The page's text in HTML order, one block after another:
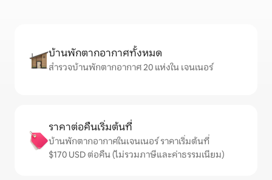
บ้านพักตากอากาศทั้งหมด
สำรวจบ้านพักตากอากาศ 20 แห่งใน เจนเนอร์
ราคาต่อคืนเริ่มต้นที่
บ้านพักตากอากาศในเจนเนอร์ ราคาเริ่มต้นที่
$170 USD ต่อคืน (ไม่รวมภาษีและค่าธรรมเนียม)